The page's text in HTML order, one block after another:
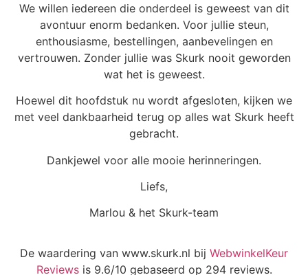
We willen iedereen die onderdeel is geweest van dit
avontuur enorm bedanken. Voor jullie steun,
enthousiasme, bestellingen, aanbevelingen en
vertrouwen. Zonder jullie was Skurk nooit geworden
wat het is geweest.
Hoewel dit hoofdstuk nu wordt afgesloten, kijken we
met veel dankbaarheid terug op alles wat Skurk heeft
gebracht.
Dankjewel voor alle mooie herinneringen.
Liefs,
Marlou & het Skurk-team
De waardering van www.skurk.nl bij WebwinkelKeur
Reviewsis 9.6/10 gebaseerd op 294 reviews.